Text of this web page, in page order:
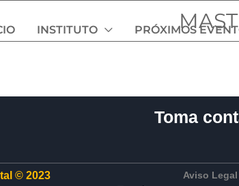
INSTITUTO PRÓXIMOS
Toma
© 2023 Aviso Legal